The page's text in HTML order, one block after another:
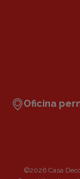
Oficina
©2026 Casa